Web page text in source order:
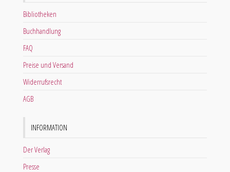
Bibliotheken
Buchhandlung
FAQ
Preise und Versand
Widerrufsrecht
AGB
INFORMATION
Der Verlag
Presse